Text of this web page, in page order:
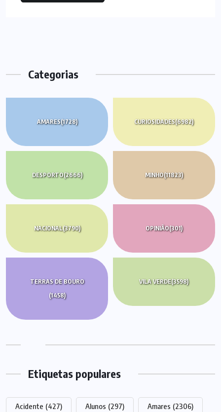
Categorias
AMARES(1728) CURIOSIDADES(6982)
DESPORTO(2666) MINHO(11823)
NACIONAL(3790) OPINIÃO(301)
TERRAS DE BOURO
(1458)
VILA VERDE(3598)
Etiquetas populares
Acidente (427) Alunos (297) Amares (2306)